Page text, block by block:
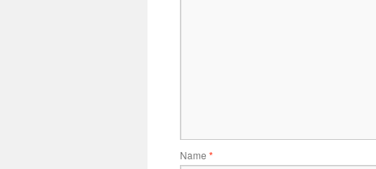
Name *